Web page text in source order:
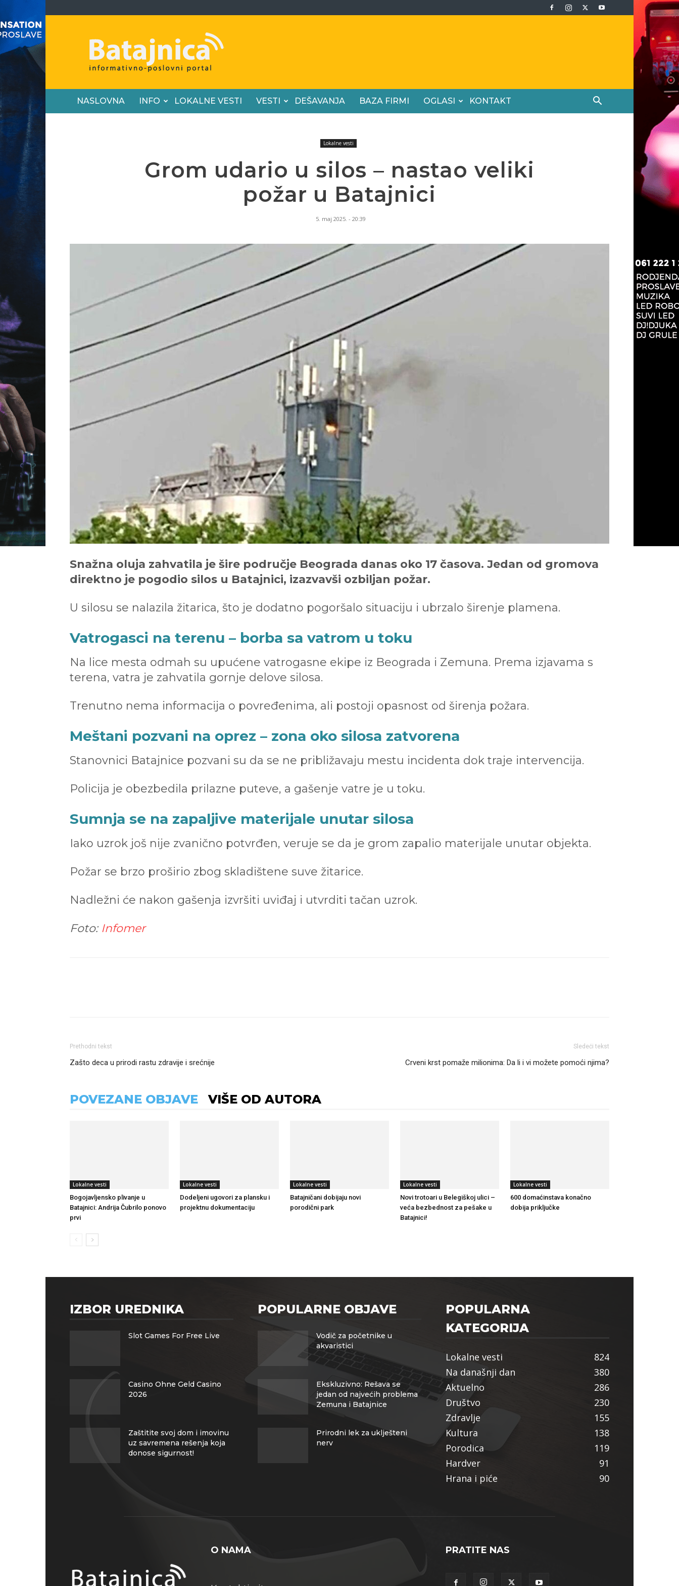
Batajnica
NASLOVNA INFO LOKALNE VESTI VESTI DEŠAVANJA BAZA FIRMI OGLASI KONTAKT
Lokalne vesti
Grom udario u silos – nastao veliki
požar u Batajnici
5. maj 2025. - 20:39
Snažna oluja zahvatila je šire područje Beograda danas oko 17 časova. Jedan od gromova
direktno je pogodio silos u Batajnici, izazvavši ozbiljan požar.
U silosu se nalazila žitarica, što je dodatno pogoršalo situaciju i ubrzalo širenje plamena.
Vatrogasci na terenu – borba sa vatrom u toku
Na lice mesta odmah su upućene vatrogasne ekipe iz Beograda i Zemuna. Prema izjavama s
terena, vatra je zahvatila gornje delove silosa.
Trenutno nema informacija o povređenima, ali postoji opasnost od širenja požara.
Meštani pozvani na oprez – zona oko silosa zatvorena
Stanovnici Batajnice pozvani su da se ne približavaju mestu incidenta dok traje intervencija.
Policija je obezbedila prilazne puteve, a gašenje vatre je u toku.
Sumnja se na zapaljive materijale unutar silosa
Iako uzrok još nije zvanično potvrđen, veruje se da je grom zapalio materijale unutar objekta.
Požar se brzo proširio zbog skladištene suve žitarice.
Nadležni će nakon gašenja izvršiti uviđaj i utvrditi tačan uzrok.
Foto: Infomer
Prethodni tekst
Zašto deca u prirodi rastu zdravije i srećnije
Sledeći tekst
Crveni krst pomaže milionima: Da li i vi možete pomoći njima?
POVEZANE OBJAVE VIŠE OD AUTORA
Lokalne vesti
Bogojavljensko plivanje u
Batajnici: Andrija Čubrilo ponovo
prvi
Lokalne vesti
Dodeljeni ugovori za plansku i
projektnu dokumentaciju
Lokalne vesti
Batajničani dobijaju novi
porodični park
Lokalne vesti
Novi trotoari u Belegiškoj ulici –
veća bezbednost za pešake u
Batajnici!
Lokalne vesti
600 domaćinstava konačno
dobija priključke
IZBOR UREDNIKA
Slot Games For Free Live
Casino Ohne Geld Casino
2026
Zaštitite svoj dom i imovinu
uz savremena rešenja koja
donose sigurnost!
POPULARNE OBJAVE
Vodič za početnike u
akvaristici
Ekskluzivno: Rešava se
jedan od najvećih problema
Zemuna i Batajnice
Prirodni lek za uklješteni
nerv
POPULARNA
KATEGORIJA
Lokalne vesti
824
Na današnji dan
380
Aktuelno
286
Društvo
230
Zdravlje
155
Kultura
138
Porodica
119
Hardver
91
Hrana i piće
90
O NAMA PRATITE NAS